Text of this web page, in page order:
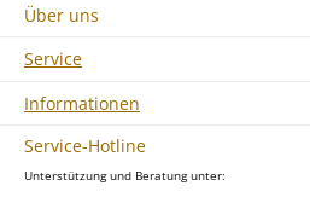
Über uns
Service
Informationen
Service-Hotline
Unterstützung und Beratung unter: